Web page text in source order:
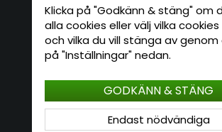
Kontakta oss
E-mail: info@hatshop.se
Kundservice
Klicka på "Godkänn & stäng" om
alla cookies eller välj vilka
och vilka du vill stänga av
på "Inställningar" nedan.
Endast nödvändiga
GODKÄNN & STÄNG